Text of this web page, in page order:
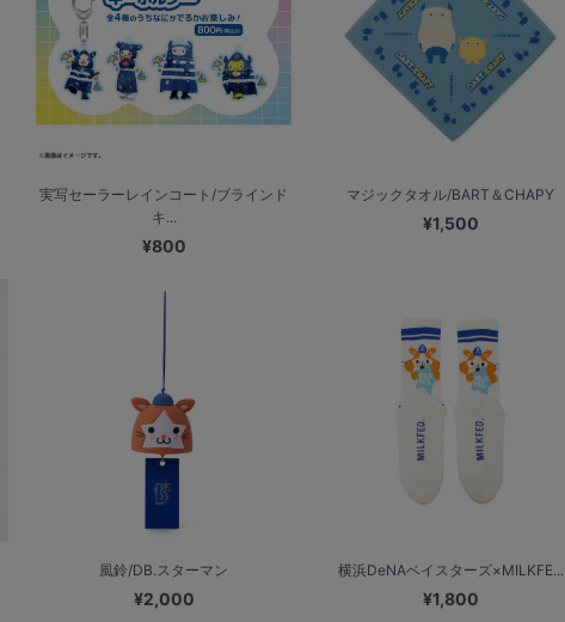
実写セーラーレインコート/ブラインド
キ...
¥800
マジックタオル/BART＆CHAPY
¥1,500
風鈴/DB.スターマン
¥2,000
横浜DeNAベイスターズ×MILKFE...
¥1,800